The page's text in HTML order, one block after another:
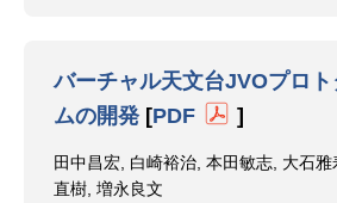
バーチャル天文台JVOプロ
ムの開発 [PDF ]
田中昌宏, 白崎裕治, 本田敏志, 大石
直樹, 増永良文